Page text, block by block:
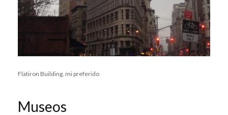
Flatiron Building, mi preferido
Museos